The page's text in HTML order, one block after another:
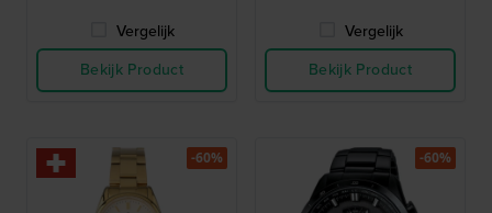
Vergelijk
Bekijk Product
Vergelijk
Bekijk Product
-60% -60%